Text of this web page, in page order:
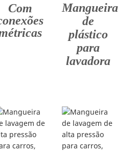
Com
Mangueira
de
plástico
para
lavadora